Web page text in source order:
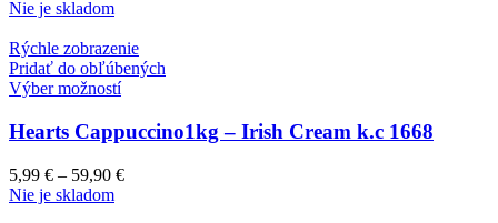
Nie je skladom
Rýchle zobrazenie
Pridať do obľúbených
Výber možností
Hearts Cappuccino1kg – Irish Cream k.c 1668
5,99 € – 59,90 €
Nie je skladom